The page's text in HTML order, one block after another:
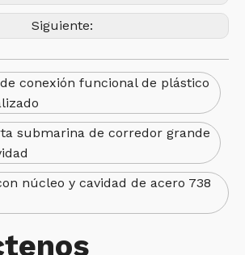
Siguiente:
conexión funcional de plástico
submarina de corredor grande
núcleo y cavidad de acero 738